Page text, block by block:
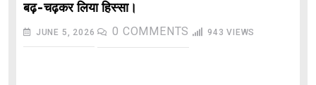
बढ़-चढ़कर लिया हिस्सा।
JUNE 5, 2026 0 COMMENTS 943 VIEWS